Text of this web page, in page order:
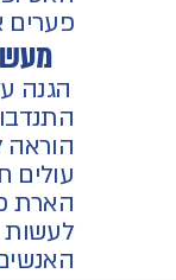
פערים
הגנה
עולים
הארת